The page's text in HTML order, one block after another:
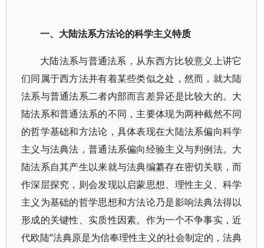
一、大陆法系方法论的科学主义特质
大陆法系与普通法系，从东西方比较意义上讲它
们同属于西方法并有着某些类似之处，然而，就大陆
法系与普通法系二者内部而言差异还是比较大的。大
陆法系和普通法系的不同，主要体现为两种截然不同
的哲学基础和方法论，具体表现在大陆法系偏向科学
主义与法典法，普通法系偏向经验主义与判例法。大
陆法系自其产生以来就与法典编纂存在密切关联，而
作深层探究，则会发现以启蒙思想、理性主义、科学
主义为基础的哲学思想和方法论乃是影响法典法得以
形成的关键性、实质性因素。作为一个不争事实，近
代欧陆“法典原是为信奉理性主义的社会制定的，法典